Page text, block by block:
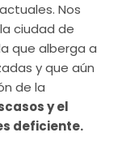
Nos
ciudad de
que alberga a
y que aún
de la
y el
deficiente.